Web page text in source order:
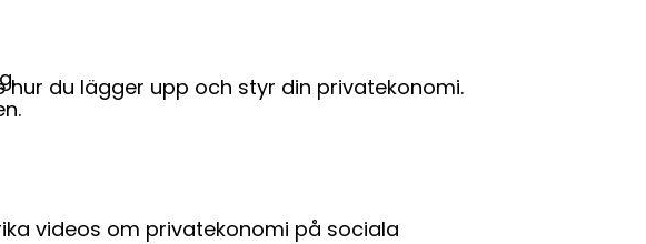
du lägger upp och styr din privatekonomi.
videos om privatekonomi på sociala